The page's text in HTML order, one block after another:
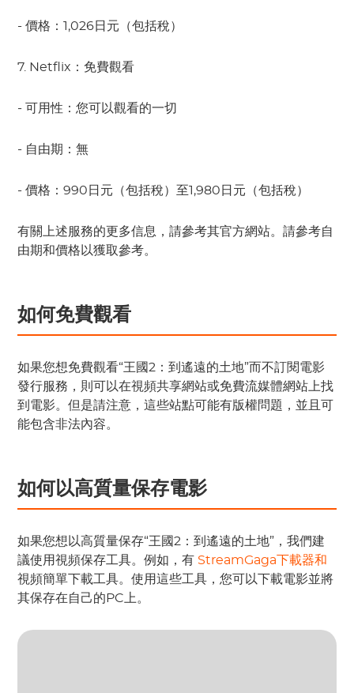
- 價格：1,026日元（包括稅）
7. Netflix：免費觀看
- 可用性：您可以觀看的一切
- 自由期：無
- 價格：990日元（包括稅）至1,980日元（包括稅）
有關上述服務的更多信息，請參考其官方網站。請參考自
由期和價格以獲取參考。
如何免費觀看
如果您想免費觀看“王國2：到遙遠的土地”而不訂閱電影
發行服務，則可以在視頻共享網站或免費流媒體網站上找
到電影。但是請注意，這些站點可能有版權問題，並且可
能包含非法內容。
如何以高質量保存電影
如果您想以高質量保存“王國2：到遙遠的土地”，我們建
議使用視頻保存工具。例如，有 StreamGaga下載器和
視頻簡單下載工具。使用這些工具，您可以下載電影並將
其保存在自己的PC上。